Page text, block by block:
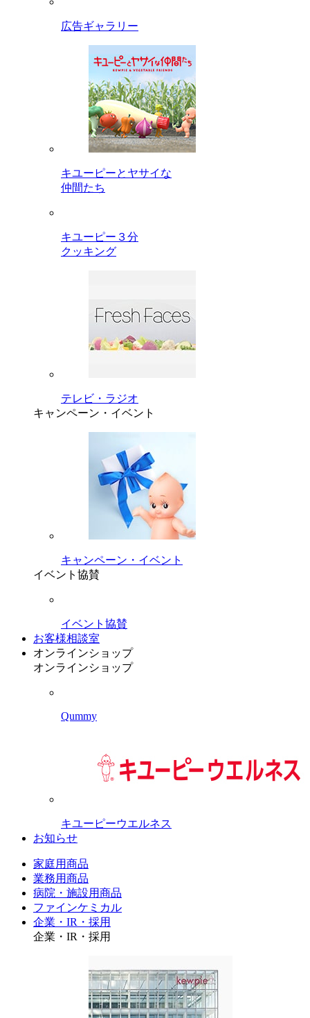
広告ギャラリー
キユーピーとヤサイな
仲間たち
キユーピー３分
クッキング
テレビ・ラジオ
キャンペーン・イベント
キャンペーン・イベント
イベント協賛
イベント協賛
お客様相談室
オンラインショップ
オンラインショップ
Qummy
キユーピーウエルネス
お知らせ
家庭用商品
業務用商品
病院・施設用商品
ファインケミカル
企業・IR・採用
企業・IR・採用